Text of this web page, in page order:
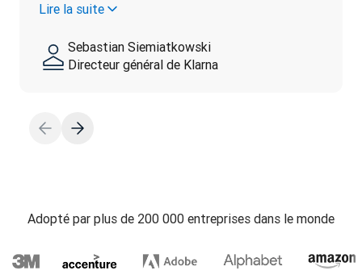
Lire la suite
Sebastian Siemiatkowski
Directeur général de Klarna
Adopté par plus de 200 000 entreprises dans le monde